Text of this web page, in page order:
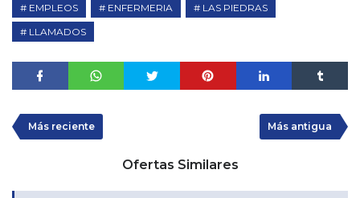
EMPLEOS ENFERMERIA
LAS PIEDRAS
LLAMADOS
Más reciente Más antigua
Ofertas Similares